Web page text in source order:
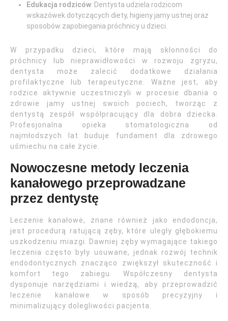
Edukacja rodziców: Dentysta udziela rodzicom
wskazówek dotyczących diety, higieny jamy ustnej oraz
sposobów zapobiegania próchnicy u dzieci.
W przypadku dzieci, które mają skłonności do
próchnicy lub nieprawidłowości w rozwoju zgryzu,
dentysta może zalecić dodatkowe działania
profilaktyczne lub terapeutyczne. Ważne jest, aby
rodzice aktywnie uczestniczyli w procesie dbania o
zdrowie jamy ustnej swoich pociech, tworząc z
dentystą zespół współpracujący dla dobra dziecka.
Profesjonalna opieka stomatologiczna od
najmłodszych lat buduje fundament dla zdrowego
uśmiechu na całe życie.
Nowoczesne metody leczenia
kanałowego przeprowadzane
przez dentystę
Leczenie kanałowe, znane również jako endodoncja,
jest procedurą ratującą zęby, które uległy głębokiemu
uszkodzeniu miazgi. Dawniej zęby wymagające takiego
leczenia często były usuwane, jednak rozwój technik
endodontycznych znacząco zwiększył skuteczność i
komfort tego zabiegu. Współczesny dentysta
dysponuje narzędziami i wiedzą, aby przeprowadzić
leczenie kanałowe w sposób precyzyjny i
minimalizujący dolegliwości pacjenta.